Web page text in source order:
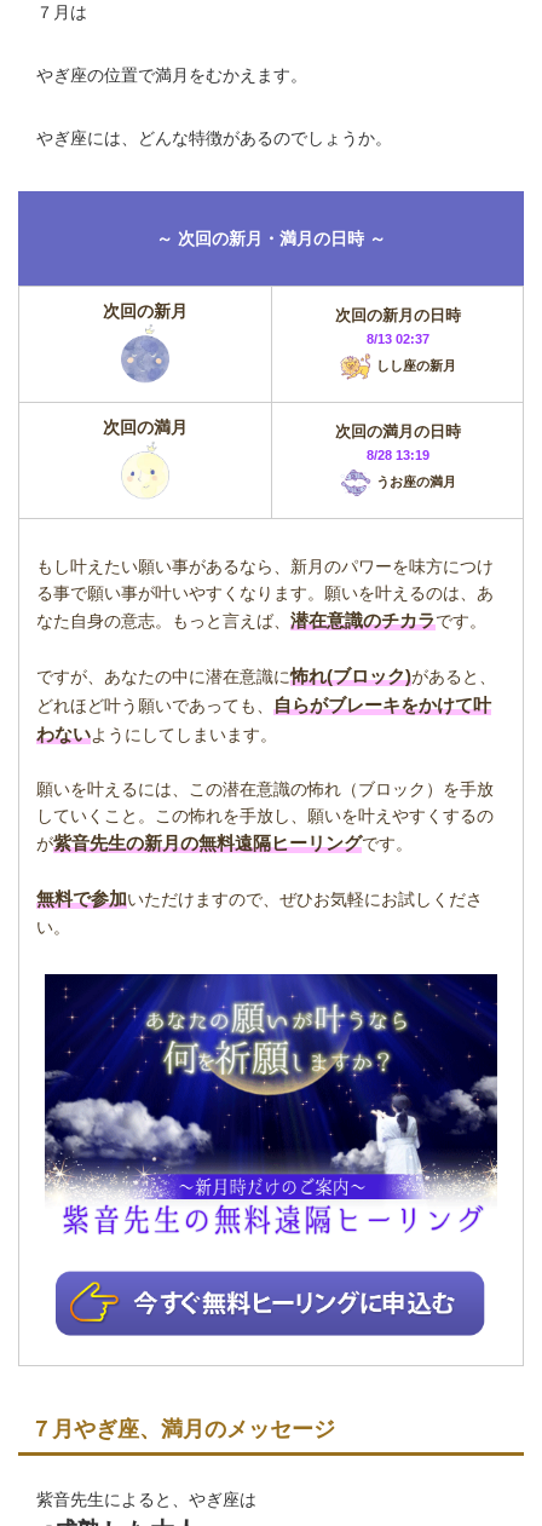
７月は
やぎ座の位置で満月をむかえます。
やぎ座には、どんな特徴があるのでしょうか。
～ 次回の新月・満月の日時 ～
次回の新月 次回の新月の日時
8/13 02:37
しし座の新月
次回の満月 次回の満月の日時
8/28 13:19
うお座の満月
もし叶えたい願い事があるなら、新月のパワーを味方につけ
る事で願い事が叶いやすくなります。願いを叶えるのは、あ
なた自身の意志。もっと言えば、 潜在意識のチカラです。
ですが、あなたの中に潜在意識に怖れ(ブロック)があると、
どれほど叶う願いであっても、 自らがブレーキをかけて叶
わないようにしてしまいます。
願いを叶えるには、この潜在意識の怖れ（ブロック）を手放
していくこと。この怖れを手放し、願いを叶えやすくするの
が紫音先生の新月の無料遠隔ヒーリングです。
無料で参加いただけますので、ぜひお気軽にお試しくださ
い。
７月やぎ座、満月のメッセージ
紫音先生によると、やぎ座は